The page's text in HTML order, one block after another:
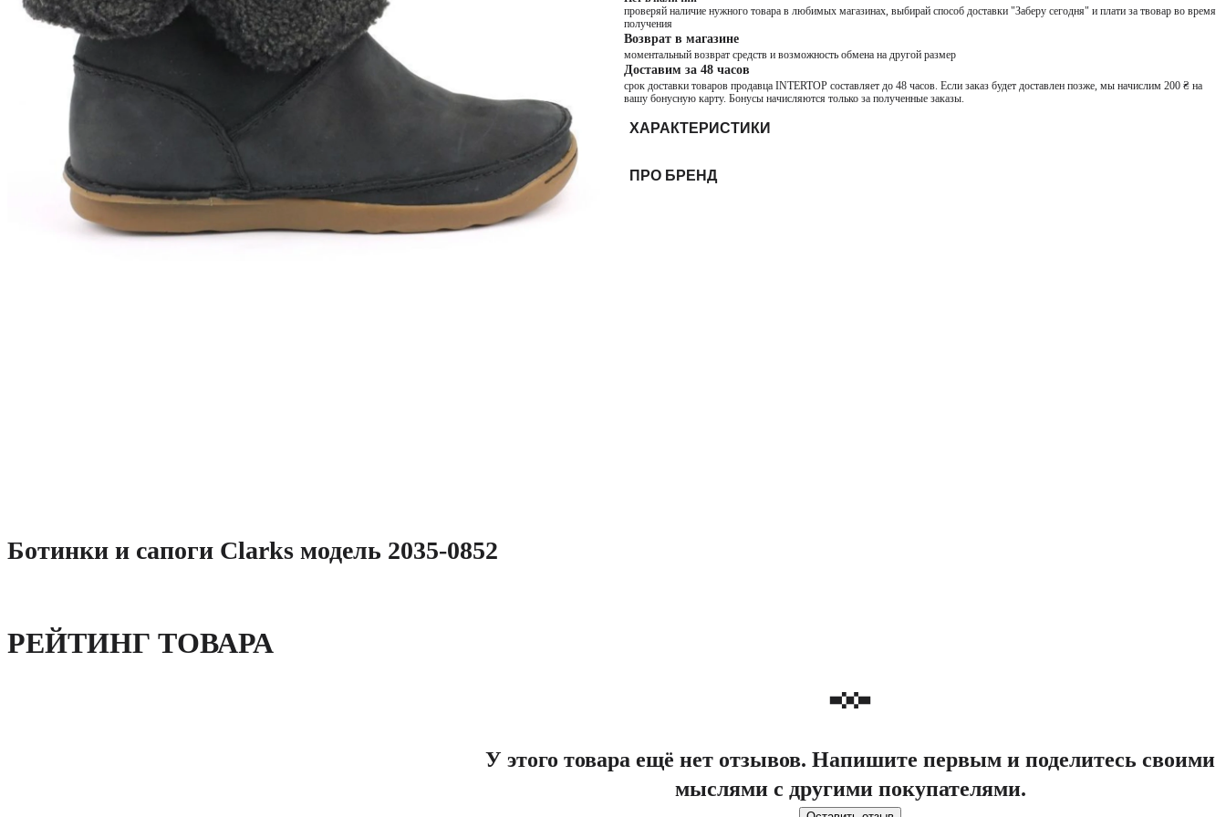
проверяй наличие нужного товара в любимых магазинах, выбирай способ доставки "Заберу сегодня" и плати за твовар во время
получения
Возврат в магазине
моментальный возврат средств и возможность обмена на другой размер
Доставим за 48 часов
срок доставки товаров продавца INTERTOP составляет до 48 часов. Если заказ будет доставлен позже, мы начислим 200 ₴ на
вашу бонусную карту. Бонусы начисляются только за полученные заказы.
ХАРАКТЕРИСТИКИ
ПРО БРЕНД
Ботинки и сапоги Clarks модель 2035-0852
РЕЙТИНГ ТОВАРА
У этого товара ещё нет отзывов. Напишите первым и поделитесь своими
мыслями с другими покупателями.